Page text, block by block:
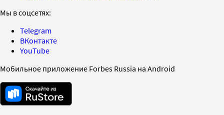
Мы в соцсетях:
Telegram
ВКонтакте
YouTube
Мобильное приложение Forbes Russia на Android